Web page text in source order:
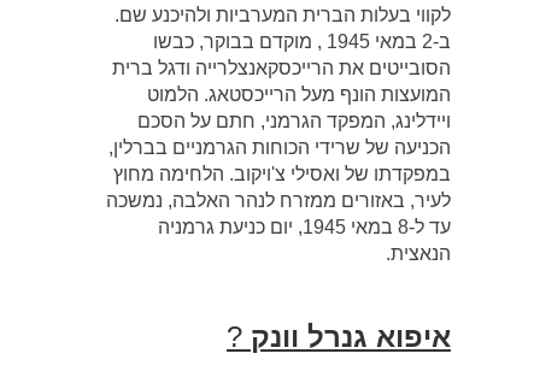
לקווי בעלות הברית המערביות ולהיכנע שם.
ב-2 במאי 1945 , מוקדם בבוקר, כבשו
הסובייטים את הרייכסקאנצלרייה ודגל ברית
המועצות הונף מעל הרייכסטאג. הלמוט
ויידלינג, המפקד הגרמני, חתם על הסכם
הכניעה של שרידי הכוחות הגרמניים בברלין,
במפקדתו של ואסילי צ'ויקוב. הלחימה מחוץ
לעיר, באזורים ממזרח לנהר האלבה, נמשכה
עד ל-8 במאי 1945, יום כניעת גרמניה
הנאצית.
איפוא גנרל וונק ?